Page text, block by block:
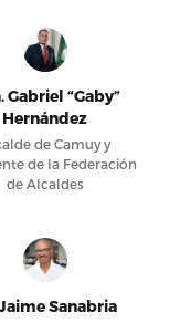
Gabriel “Gaby”
Hernández
de Camuy y
de la Federación
de Alcaldes
Sanabria